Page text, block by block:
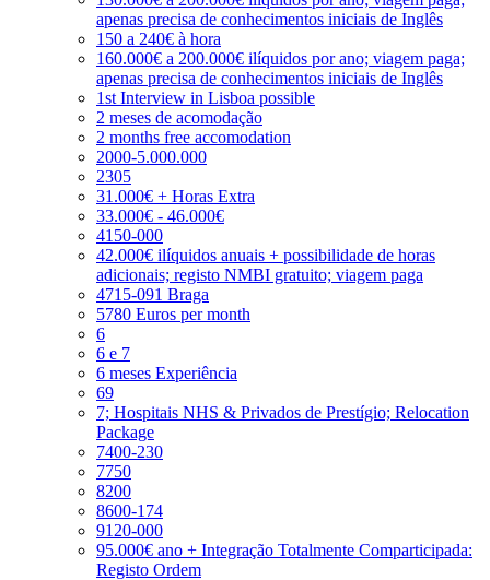
apenas precisa de conhecimentos iniciais de Inglês
150 a 240€ à hora
160.000€ a 200.000€ ilíquidos por ano; viagem paga;
apenas precisa de conhecimentos iniciais de Inglês
1st Interview in Lisboa possible
2 meses de acomodação
2 months free accomodation
2000-5.000.000
2305
31.000€ + Horas Extra
33.000€ - 46.000€
4150-000
42.000€ ilíquidos anuais + possibilidade de horas
adicionais; registo NMBI gratuito; viagem paga
4715-091 Braga
5780 Euros per month
6
6 e 7
6 meses Experiência
69
7; Hospitais NHS & Privados de Prestígio; Relocation
Package
7400-230
7750
8200
8600-174
9120-000
95.000€ ano + Integração Totalmente Comparticipada:
Registo Ordem